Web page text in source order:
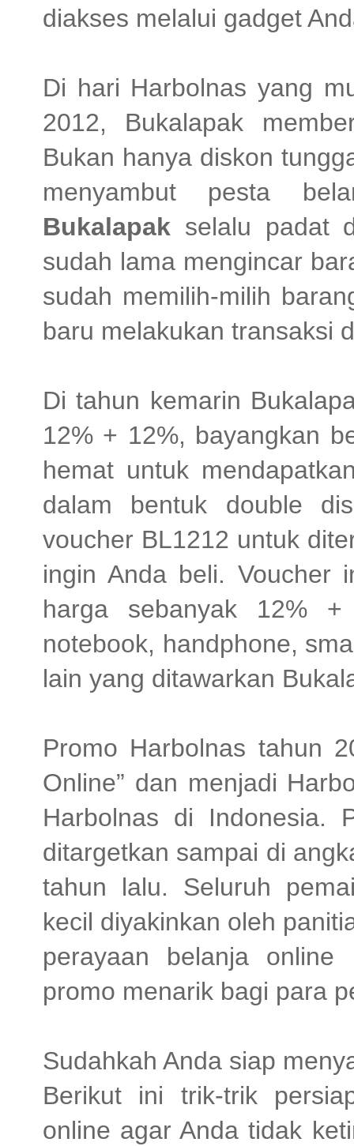
diakses melalui gadget
Di hari Harbolnas yang
2012, Bukalapak
Bukan hanya diskon
menyambut pesta
Bukalapak selalu padat
sudah lama mengincar
sudah memilih-milih
baru melakukan transaksi
Di tahun kemarin
12% + 12%, bayangkan
hemat untuk
dalam bentuk double
voucher BL1212 untuk
ingin Anda beli. Voucher
harga sebanyak 12%
notebook, handphone,
lain yang ditawarkan
Promo Harbolnas tahun
Online” dan menjadi
Harbolnas di Indonesia.
ditargetkan sampai di
tahun lalu. Seluruh
kecil diyakinkan oleh
perayaan belanja online
promo menarik bagi para
Sudahkah Anda siap
Berikut ini trik-trik
online agar Anda tidak